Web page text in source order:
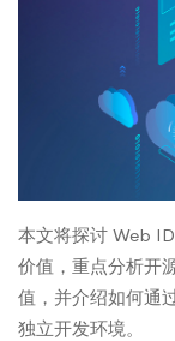
本文将探讨 Web
价值，重点分析
值，并介绍如何通
独立开发环境。